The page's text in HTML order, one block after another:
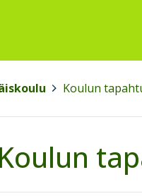
Koulun
Koulun